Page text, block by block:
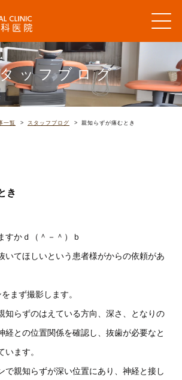
ッフブログ
一覧 スタッフブログ 親知らずが痛むとき
き
かｄ（＾－＾）ｂ
いてほしいという患者様がからの依頼があ
まず撮影します。
知らずのはえている方向、深さ、となりの
経との位置関係を確認し、抜歯が必要なと
います。
で親知らずが深い位置にあり、神経と接し